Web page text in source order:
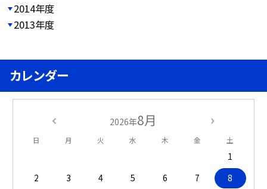
2014年度
2013年度
カレンダー
2026年8月
日 月 火 水 木 金 土
1
2
3 4 5 6 7
8